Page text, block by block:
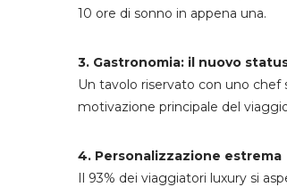
10 ore di sonno in appena una.
3. Gastronomia: il nuovo
Un tavolo riservato con uno chef
motivazione principale del
4. Personalizzazione estrema
Il 93% dei viaggiatori luxury si